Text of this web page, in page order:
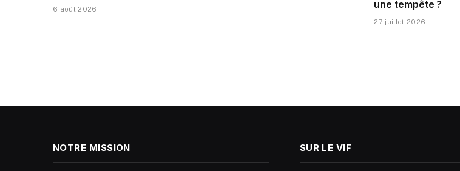
6 août 2026
une tempête ?
27 juillet 2026
NOTRE MISSION SUR LE VIF